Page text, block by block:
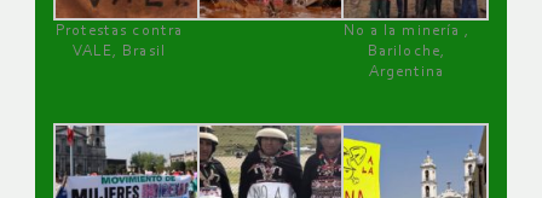
Protestas contra
VALE, Brasil
No a la minería ,
Bariloche,
Argentina